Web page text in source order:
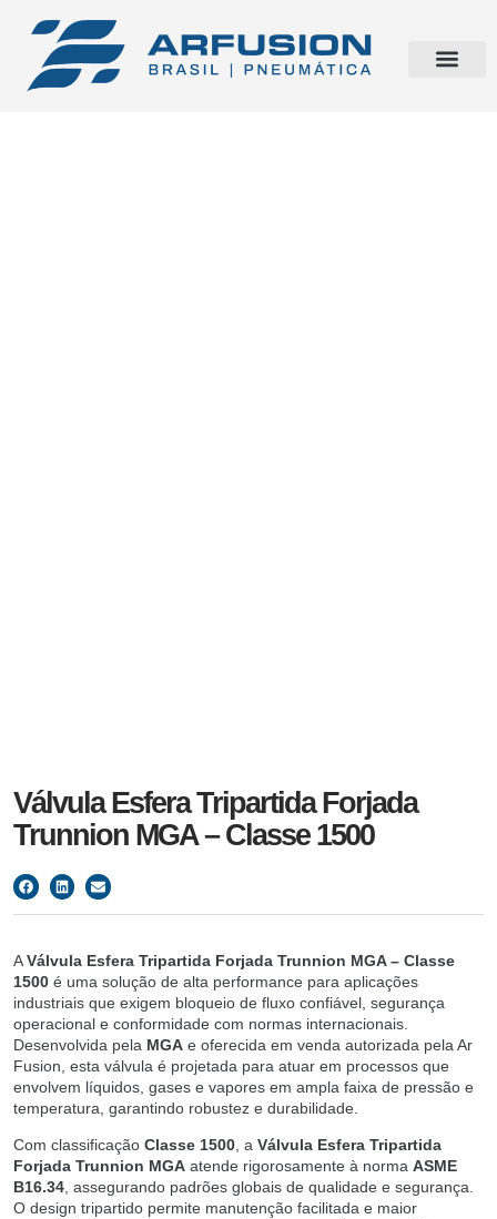
Válvula Esfera Tripartida Forjada
Trunnion MGA – Classe 1500
AVálvula Esfera Tripartida Forjada Trunnion MGA – Classe
1500 é uma solução de alta performance para aplicações
industriais que exigem bloqueio de fluxo confiável, segurança
operacional e conformidade com normas internacionais.
Desenvolvida pela MGA e oferecida em venda autorizada pela Ar
Fusion, esta válvula é projetada para atuar em processos que
envolvem líquidos, gases e vapores em ampla faixa de pressão e
temperatura, garantindo robustez e durabilidade.
Com classificação Classe 1500 , a Válvula Esfera Tripartida
Forjada Trunnion MGA atende rigorosamente à norma ASME
B16.34 , assegurando padrões globais de qualidade e segurança.
O design tripartido permite manutenção facilitada e maior